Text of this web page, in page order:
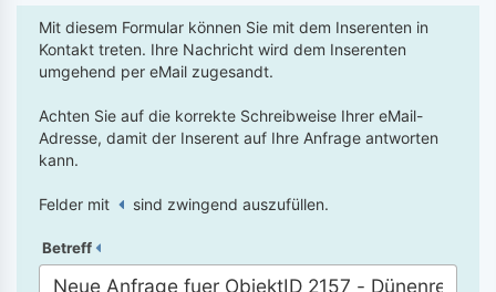
Mit diesem Formular können Sie mit dem Inserenten in
Kontakt treten. Ihre Nachricht wird dem Inserenten
umgehend per eMail zugesandt.
Achten Sie auf die korrekte Schreibweise Ihrer eMail-
Adresse, damit der Inserent auf Ihre Anfrage antworten
kann.
Felder mit sind zwingend auszufüllen.
Betreff